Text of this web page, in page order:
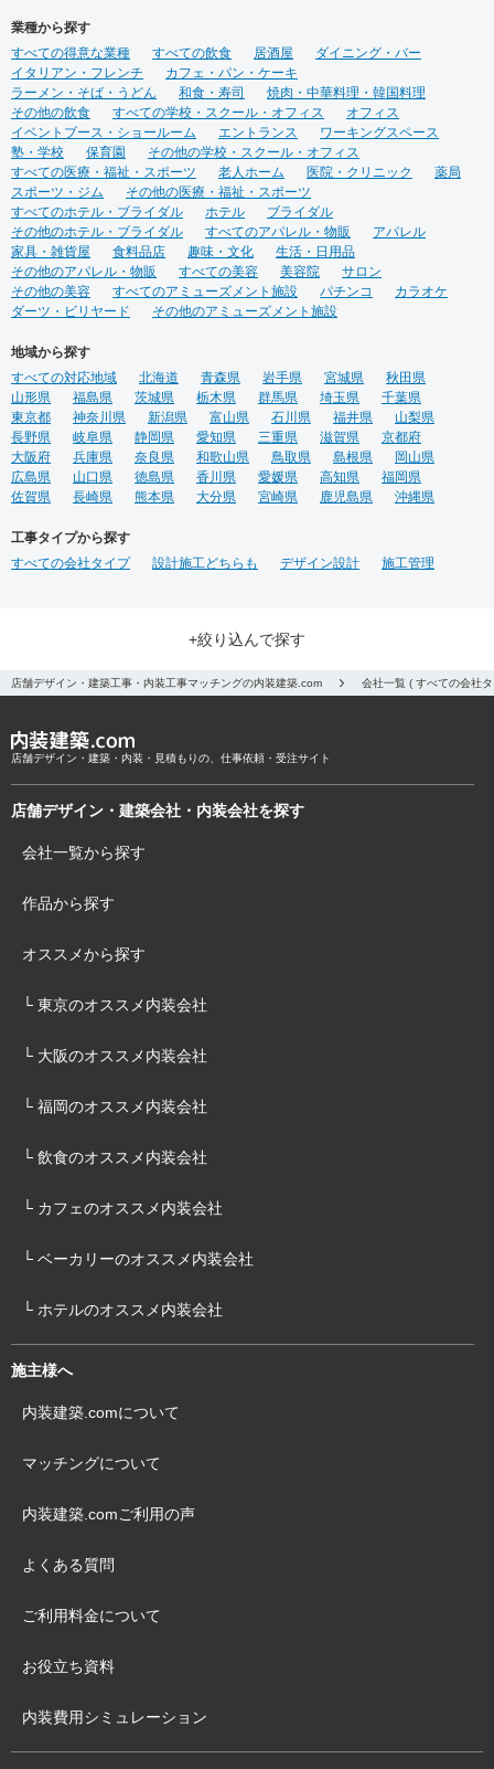
業種から探す
すべての得意な業種
すべての飲食 居酒屋
ダイニング・バー
イタリアン・フレンチ
カフェ・パン・ケーキ
ラーメン・そば・うどん
和食・寿司
焼肉・中華料理・韓国料理
その他の飲食
すべての学校・スクール・オフィス
オフィス
イベントブース・ショールーム
エントランス
ワーキングスペース
塾・学校
保育園
その他の学校・スクール・オフィス
すべての医療・福祉・スポーツ
老人ホーム 医院・クリニック
薬局
スポーツ・ジム
その他の医療・福祉・スポーツ
すべてのホテル・ブライダル
ホテル
ブライダル
その他のホテル・ブライダル
すべてのアパレル・物販
アパレル
家具・雑貨屋
食料品店 趣味・文化
生活・日用品
その他のアパレル・物販
すべての美容 美容院
サロン
その他の美容
すべてのアミューズメント施設 パチンコ
カラオケ
ダーツ・ビリヤード
その他のアミューズメント施設
地域から探す
すべての対応地域
北海道 青森県 岩手県 宮城県
秋田県
山形県
福島県 茨城県 栃木県 群馬県 埼玉県
千葉県
東京都
神奈川県 新潟県 富山県 石川県 福井県
山梨県
長野県
岐阜県 静岡県 愛知県 三重県 滋賀県
京都府
大阪府
兵庫県 奈良県 和歌山県 鳥取県 島根県
岡山県
広島県
山口県 徳島県 香川県 愛媛県 高知県
福岡県
佐賀県
長崎県 熊本県 大分県 宮崎県 鹿児島県 沖縄県
工事タイプから探す
すべての会社タイプ
設計施工どちらも デザイン設計 施工管理
+絞り込んで探す
店舗デザイン・建築工事・内装工事マッチングの内装建築.com 会社一覧 ( すべての会社
店舗デザイン・建築・内装・見積もりの、仕事依頼・受注サイト
店舗デザイン・建築会社・内装会社を探す
会社一覧から探す
作品から探す
オススメから探す
└ 東京のオススメ内装会社
└ 大阪のオススメ内装会社
└ 福岡のオススメ内装会社
└ 飲食のオススメ内装会社
└ カフェのオススメ内装会社
└ ベーカリーのオススメ内装会社
└ ホテルのオススメ内装会社
施主様へ
内装建築.comについて
マッチングについて
内装建築.comご利用の声
よくある質問
ご利用料金について
お役立ち資料
内装費用シミュレーション